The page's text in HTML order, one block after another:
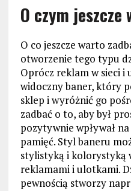
O czym
O co jeszcze warto
otworzenie tego typu
Oprócz reklam w sieci i
widoczny baner, który
sklep i wyróżnić go
zadbać o to, aby był
pozytywnie wpływał
pamięć. Styl baneru
stylistyką i kolorystyką
reklamami i ulotkami.
pewnością stworzy